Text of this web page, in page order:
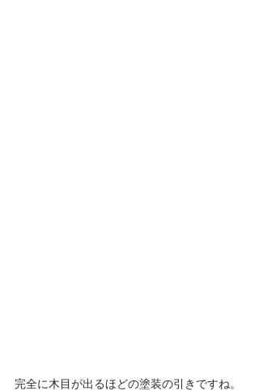
完全に木目が出るほどの塗装の引きですね。